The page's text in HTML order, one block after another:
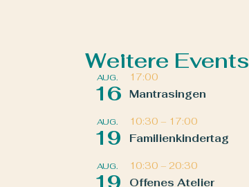
Weitere Events
AUG.
16
17:00
Mantrasingen
AUG.
19
10:30 – 17:00
Familienkindertag
AUG.
19
10:30 – 20:30
Offenes Atelier